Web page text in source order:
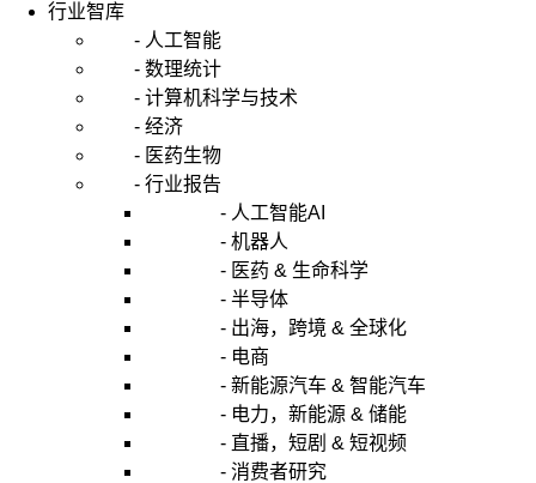
行业智库
- 人工智能
- 数理统计
- 计算机科学与技术
- 经济
- 医药生物
- 行业报告
- 人工智能AI
- 机器人
- 医药 & 生命科学
- 半导体
- 出海，跨境 & 全球化
- 电商
- 新能源汽车 & 智能汽车
- 电力，新能源 & 储能
- 直播，短剧 & 短视频
- 消费者研究